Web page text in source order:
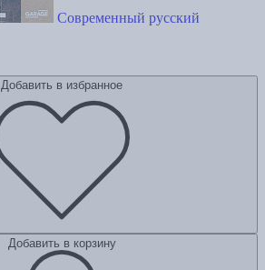
Современный русский
Добавить в избранное
Добавить в корзину